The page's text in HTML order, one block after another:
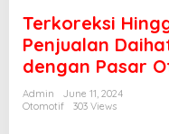
Terkoreksi
Penjualan
dengan Pasar
Admin
June 11, 2024
Otomotif
303 Views